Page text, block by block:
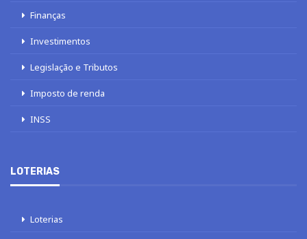
Finanças
Investimentos
Legislação e Tributos
Imposto de renda
INSS
LOTERIAS
Loterias